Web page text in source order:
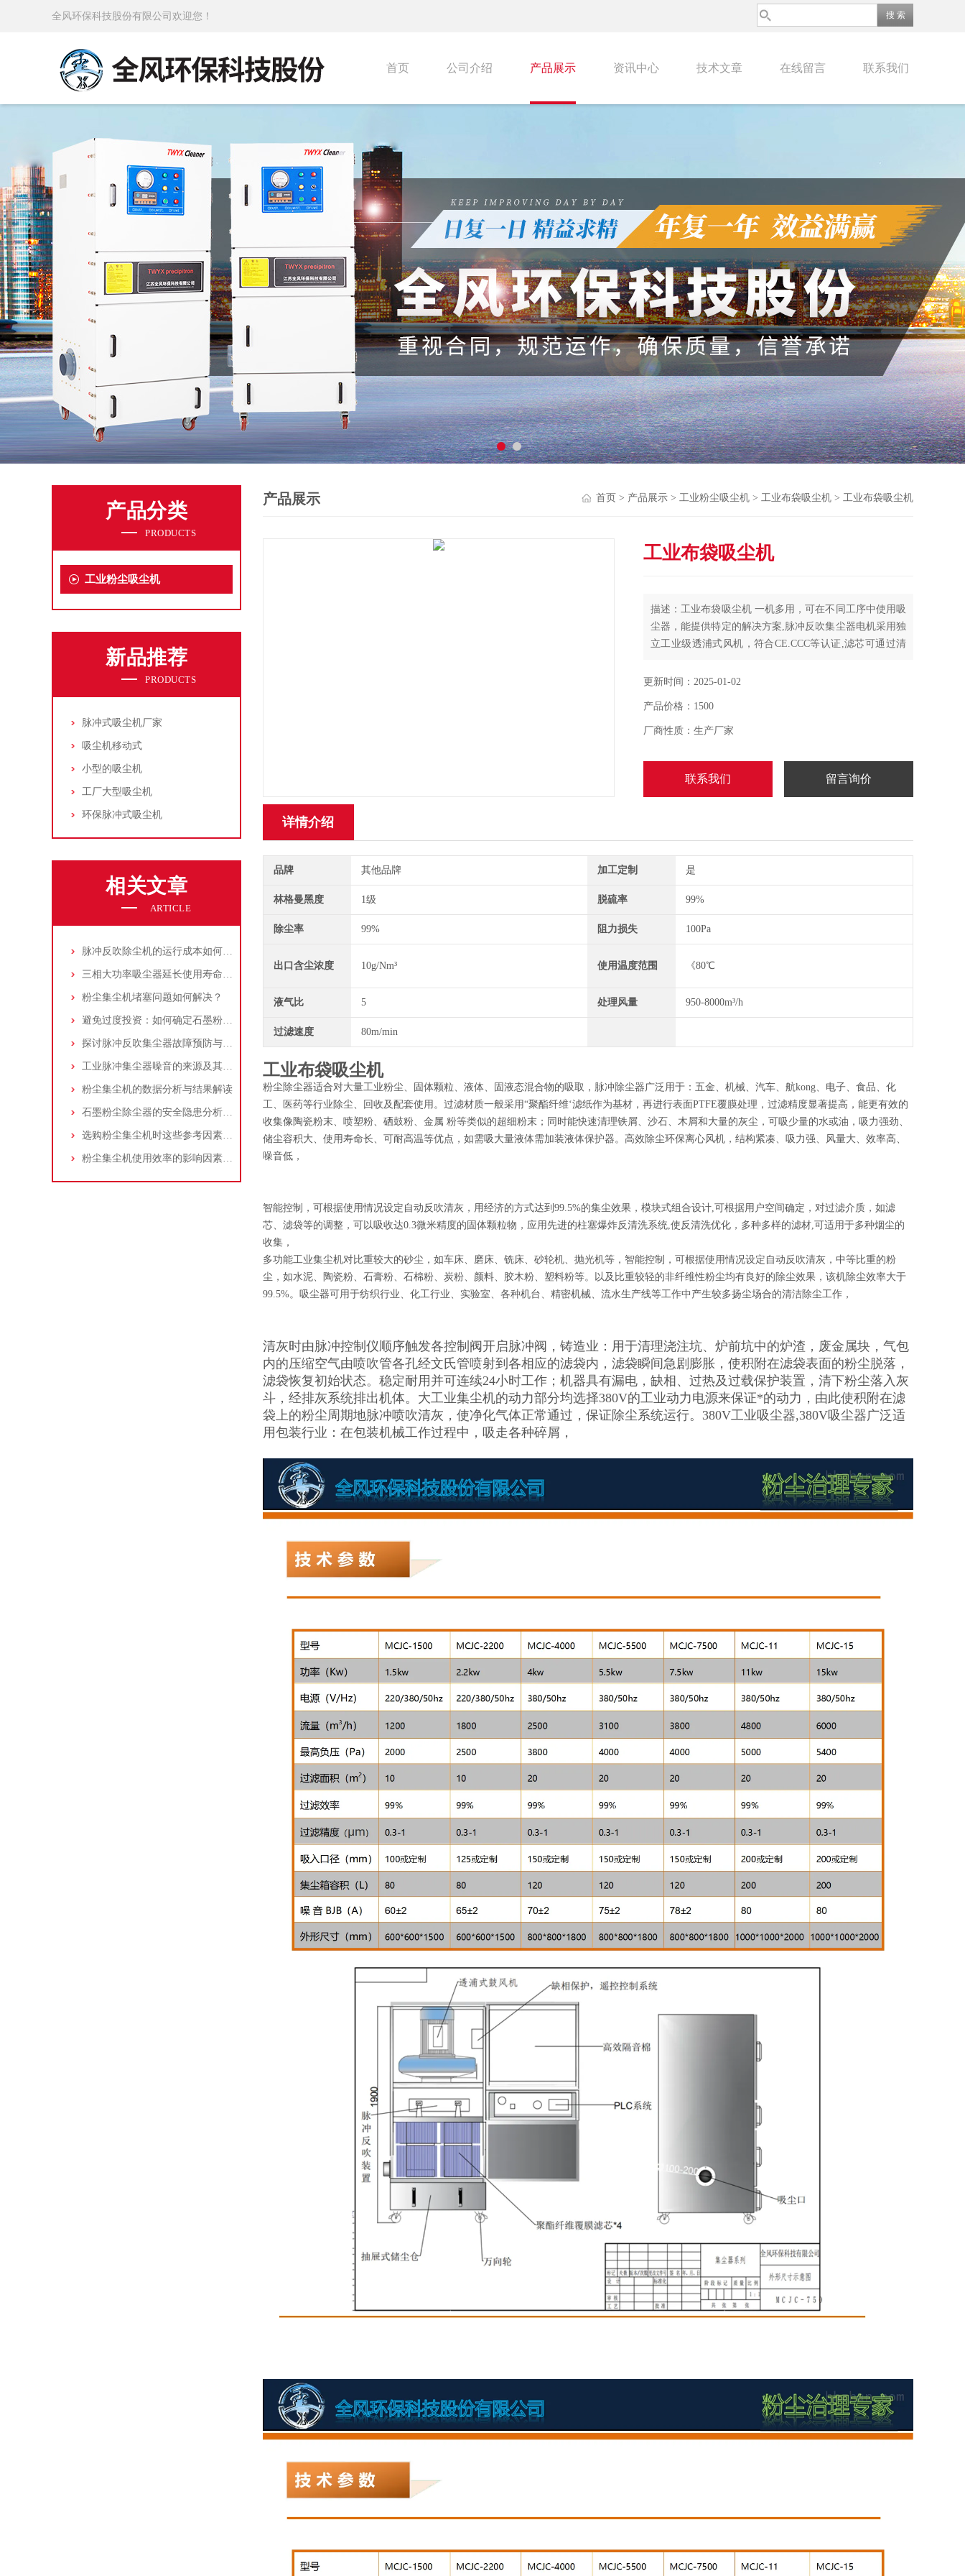
全风环保科技股份有限公司欢迎您！
首页 公司介绍 产品展示 资讯中心 技术文章 在线留言 联系我们
产品分类
PRODUCTS
工业粉尘吸尘机
新品推荐
PRODUCTS
脉冲式吸尘机厂家
吸尘机移动式
小型的吸尘机
工厂大型吸尘机
环保脉冲式吸尘机
相关文章
ARTICLE
脉冲反吹除尘机的运行成本如何控制和优化？
三相大功率吸尘器延长使用寿命的建议
粉尘集尘机堵塞问题如何解决？
避免过度投资：如何确定石墨粉尘除尘器的合理价格区间
探讨脉冲反吹集尘器故障预防与维护要点
工业脉冲集尘器噪音的来源及其控制策略
粉尘集尘机的数据分析与结果解读
石墨粉尘除尘器的安全隐患分析及应对措施
选购粉尘集尘机时这些参考因素很重要！
粉尘集尘机使用效率的影响因素及改进措施
产品展示 首页 > 产品展示 > 工业粉尘吸尘机 > 工业布袋吸尘机 > 工业布袋吸尘机
工业布袋吸尘机
描述：工业布袋吸尘机 一机多用，可在不同工序中使用吸
尘器，能提供特定的解决方案,脉冲反吹集尘器电机采用独
立工业级透浦式风机，符合CE.CCC等认证,滤芯可通过清
更新时间：2025-01-02
产品价格：1500
厂商性质：生产厂家
联系我们 留言询价
详情介绍
品牌 其他品牌 加工定制 是
林格曼黑度 1级 脱硫率 99%
除尘率 99% 阻力损失 100Pa
出口含尘浓度 10g/Nm³ 使用温度范围 《80℃
液气比 5 处理风量 950-8000m³/h
过滤速度 80m/min
工业布袋吸尘机
粉尘除尘器适合对大量工业粉尘、固体颗粒、液体、固液态混合物的吸取，脉冲除尘器广泛用于：五金、机械、汽车、航kong、电子、食品、化
工、医药等行业除尘、回收及配套使用。过滤材质一般采用“聚酯纤维‘滤纸作为基材，再进行表面PTFE覆膜处理，过滤精度显著提高，能更有效的
收集像陶瓷粉末、喷塑粉、硒鼓粉、金属 粉等类似的超细粉末；同时能快速清理铁屑、沙石、木屑和大量的灰尘，可吸少量的水或油，吸力强劲、
储尘容积大、使用寿命长、可耐高温等优点，如需吸大量液体需加装液体保护器。高效除尘环保离心风机，结构紧凑、吸力强、风量大、效率高、
噪音低，
智能控制，可根据使用情况设定自动反吹清灰，用经济的方式达到99.5%的集尘效果，模块式组合设计,可根据用户空间确定，对过滤介质，如滤
芯、滤袋等的调整，可以吸收达0.3微米精度的固体颗粒物，应用先进的柱塞爆炸反清洗系统,使反清洗优化，多种多样的滤材,可适用于多种烟尘的
收集，
多功能工业集尘机对比重较大的砂尘，如车床、磨床、铣床、砂轮机、抛光机等，智能控制，可根据使用情况设定自动反吹清灰，中等比重的粉
尘，如水泥、陶瓷粉、石膏粉、石棉粉、炭粉、颜料、胶木粉、塑料粉等。以及比重较轻的非纤维性粉尘均有良好的除尘效果，该机除尘效率大于
99.5%。吸尘器可用于纺织行业、化工行业、实验室、各种机台、精密机械、流水生产线等工作中产生较多扬尘场合的清洁除尘工作，
清灰时由脉冲控制仪顺序触发各控制阀开启脉冲阀，铸造业：用于清理浇注坑、炉前坑中的炉渣，废金属块，气包
内的压缩空气由喷吹管各孔经文氏管喷射到各相应的滤袋内，滤袋瞬间急剧膨胀，使积附在滤袋表面的粉尘脱落，
滤袋恢复初始状态。稳定耐用并可连续24小时工作；机器具有漏电，缺相、过热及过载保护装置，清下粉尘落入灰
斗，经排灰系统排出机体。大工业集尘机的动力部分均选择380V的工业动力电源来保证*的动力，由此使积附在滤
袋上的粉尘周期地脉冲喷吹清灰，使净化气体正常通过，保证除尘系统运行。380V工业吸尘器,380V吸尘器广泛适
用包装行业：在包装机械工作过程中，吸走各种碎屑，